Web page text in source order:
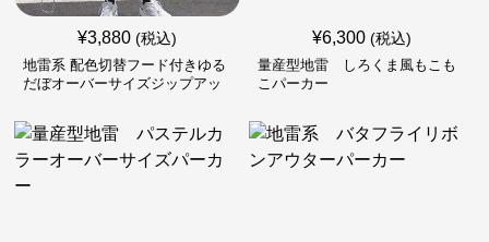
¥3,880 (税込)
地雷系 配色切替フード付きゆる
だぼオーバーサイズジップアッ
¥6,300 (税込)
量産型地雷 しろくま風もこも
こパーカー